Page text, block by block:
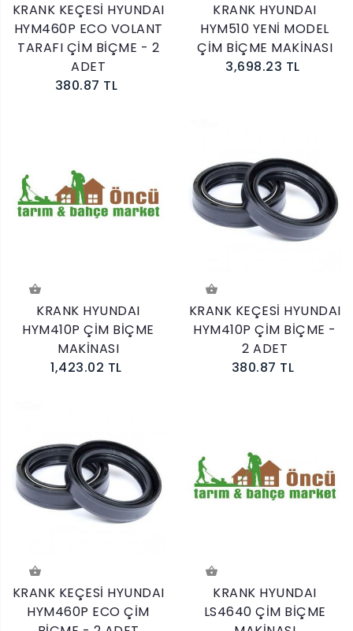
KRANK KEÇESİ HYUNDAI
HYM460P ECO VOLANT
TARAFI ÇİM BİÇME - 2
ADET
380.87 TL
KRANK HYUNDAI
HYM510 YENİ MODEL
ÇİM BİÇME MAKİNASI
3,698.23 TL
KRANK HYUNDAI
HYM410P ÇİM BİÇME
MAKİNASI
1,423.02 TL
KRANK KEÇESİ HYUNDAI
HYM410P ÇİM BİÇME -
2 ADET
380.87 TL
KRANK KEÇESİ HYUNDAI
HYM460P ECO ÇİM
KRANK HYUNDAI
LS4640 ÇİM BİÇME